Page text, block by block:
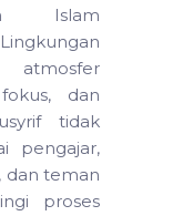
Islam
atmosfer
dan
tidak
pengajar,
dan teman
proses